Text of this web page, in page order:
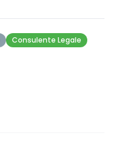
Consulente Legale